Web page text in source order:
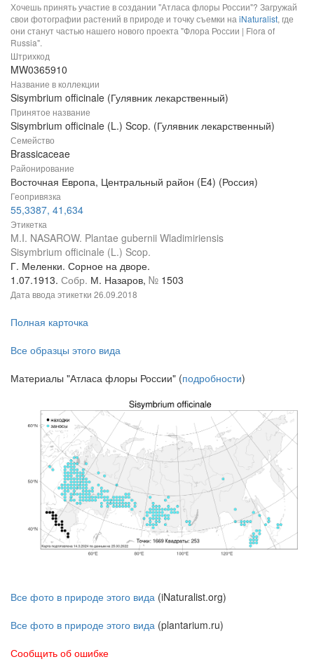
Хочешь принять участие в создании "Атласа флоры России"? Загружай
свои фотографии растений в природе и точку съемки наiNaturalist, где
они станут частью нашего нового проекта "Флора России | Flora of
Russia".
Штрихкод
MW0365910
Название в коллекции
Sisymbrium officinale (Гулявник лекарственный)
Принятое название
Sisymbrium officinale (L.) Scop. (Гулявник лекарственный)
Семейство
Brassicaceae
Районирование
Восточная Европа, Центральный район (E4) (Россия)
Геопривязка
55,3387, 41,634
Этикетка
M.I. NASAROW. Plantae gubernii Wladimiriensis
Sisymbrium officinale (L.) Scop.
Г. Меленки. Сорное на дворе.
1.07.1913. Собр. М. Назаров, № 1503
Дата ввода этикетки 26.09.2018
Полная карточка
Все образцы этого вида
Материалы "Атласа флоры России" (подробности)
Все фото в природе этого вида (iNaturalist.org)
Все фото в природе этого вида (plantarium.ru)
Сообщить об ошибке